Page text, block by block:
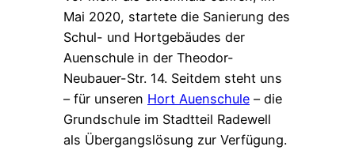
Mai 2020, startete die Sanierung des
Schul- und Hortgebäudes der
Auenschule in der Theodor-
Neubauer-Str. 14. Seitdem steht uns
– für unseren Hort Auenschule – die
Grundschule im Stadtteil Radewell
als Übergangslösung zur Verfügung.